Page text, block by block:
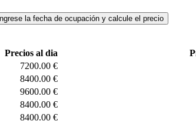
Precios al dia
7200.00 €
8400.00 €
9600.00 €
8400.00 €
8400.00 €